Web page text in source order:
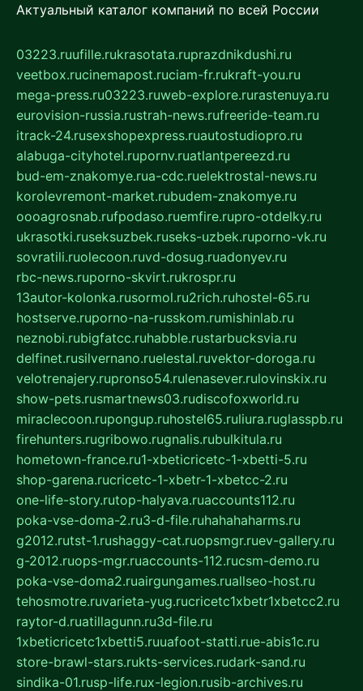
Актуальный каталог компаний по всей России
03223.ruufille.rukrasotata.ruprazdnikdushi.ru
veetbox.rucinemapost.ruciam-fr.rukraft-you.ru
mega-press.ru03223.ruweb-explore.rurastenuya.ru
eurovision-russia.rustrah-news.rufreeride-team.ru
itrack-24.rusexshopexpress.ruautostudiopro.ru
alabuga-cityhotel.rupornv.ruatlantpereezd.ru
bud-em-znakomye.rua-cdc.ruelektrostal-news.ru
korolevremont-market.rubudem-znakomye.ru
oooagrosnab.rufpodaso.ruemfire.rupro-otdelky.ru
ukrasotki.ruseksuzbek.ruseks-uzbek.ruporno-vk.ru
sovratili.ruolecoon.ruvd-dosug.ruadonyev.ru
rbc-news.ruporno-skvirt.rukrospr.ru
13autor-kolonka.rusormol.ru2rich.ruhostel-65.ru
hostserve.ruporno-na-russkom.rumishinlab.ru
neznobi.rubigfatcc.ruhabble.rustarbucksvia.ru
delfinet.rusilvernano.ruelestal.ruvektor-doroga.ru
velotrenajery.rupronso54.rulenasever.rulovinskix.ru
show-pets.rusmartnews03.rudiscofoxworld.ru
miraclecoon.rupongup.ruhostel65.ruliura.ruglasspb.ru
firehunters.rugribowo.rugnalis.rubulkitula.ru
hometown-france.ru1-xbeticricetc-1-xbetti-5.ru
shop-garena.rucricetc-1-xbetr-1-xbetcc-2.ru
one-life-story.rutop-halyava.ruaccounts112.ru
poka-vse-doma-2.ru3-d-file.ruhahahaharms.ru
g2012.rutst-1.rushaggy-cat.ruopsmgr.ruev-gallery.ru
g-2012.ruops-mgr.ruaccounts-112.rucsm-demo.ru
poka-vse-doma2.ruairgungames.ruallseo-host.ru
tehosmotre.ruvarieta-yug.rucricetc1xbetr1xbetcc2.ru
raytor-d.ruatillagunn.ru3d-file.ru
1xbeticricetc1xbetti5.ruuafoot-statti.rue-abis1c.ru
store-brawl-stars.rukts-services.rudark-sand.ru
sindika-01.rusp-life.rux-legion.rusib-archives.ru